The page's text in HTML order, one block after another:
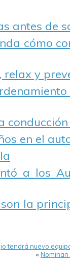
antes de
cómo
relax y
en el
a los
la
tendrá nuevo
«Nominan